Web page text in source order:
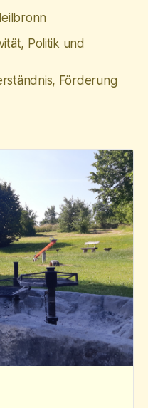
Politik und
Förderung